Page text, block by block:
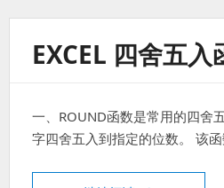
EXCEL 四舍五入
一、ROUND函数是常用的四舍
字四舍五入到指定的位数。 该